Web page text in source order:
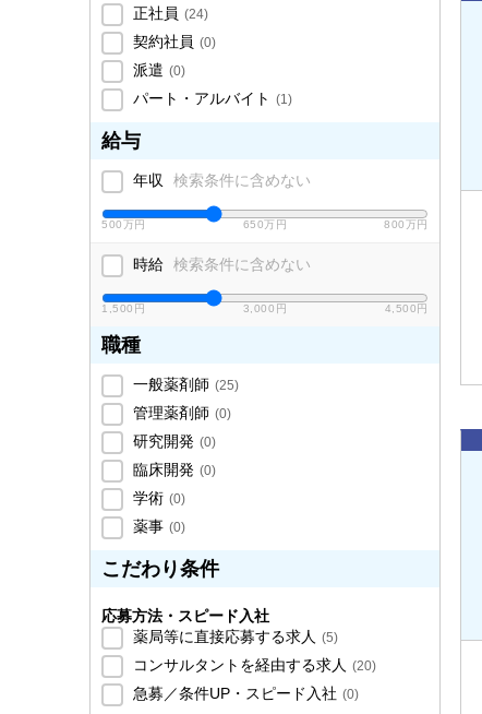
正社員 (24)
契約社員 (0)
派遣 (0)
パート・アルバイト (1)
給与
年収 検索条件に含めない
500万円 650万円 800万円
時給 検索条件に含めない
1,500円 3,000円 4,500円
職種
一般薬剤師 (25)
管理薬剤師 (0)
研究開発 (0)
臨床開発 (0)
学術 (0)
薬事 (0)
こだわり条件
応募方法・スピード入社
薬局等に直接応募する求人 (5)
コンサルタントを経由する求人 (20)
急募／条件UP・スピード入社 (0)